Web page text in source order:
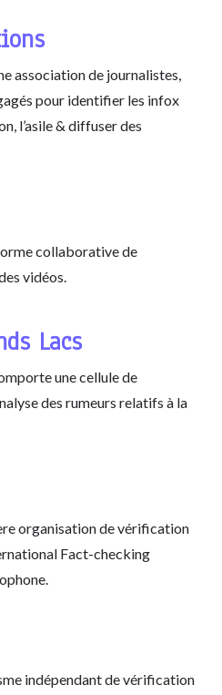
association de journalistes,
pour identifier les infox
l’asile & diffuser des
collaborative de
vidéos.
Lacs
une cellule de
des rumeurs relatifs à la
organisation de vérification
Fact-checking
indépendant de vérification